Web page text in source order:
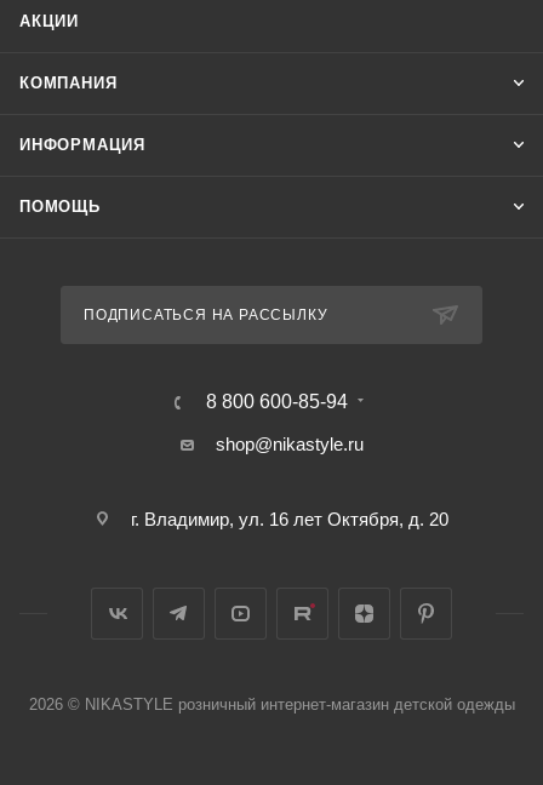
АКЦИИ
КОМПАНИЯ
ИНФОРМАЦИЯ
ПОМОЩЬ
ПОДПИСАТЬСЯ НА РАССЫЛКУ
8 800 600-85-94
shop@nikastyle.ru
г. Владимир, ул. 16 лет Октября, д. 20
2026 © NIKASTYLE розничный интернет-магазин детской одежды